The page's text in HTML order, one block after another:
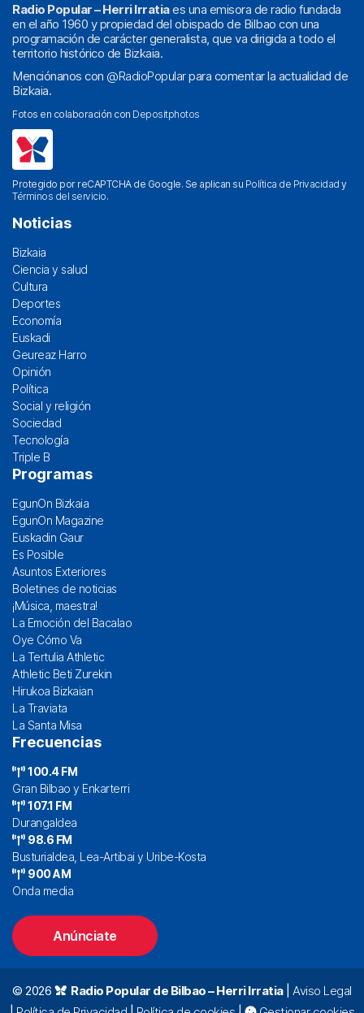
Radio Popular – Herri Irratiaes una emisora de radio fundada
en el año 1960 y propiedad del obispado de Bilbao con una
programación de carácter generalista, que va dirigida a todo el
territorio histórico de Bizkaia.
Menciónanos con @RadioPopularpara comentar la actualidad de
Bizkaia.
Fotos en colaboración con Depositphotos
Protegido por reCAPTCHA de Google. Se aplican su Política de Privacidad y
Términos del servicio.
Noticias
Bizkaia
Ciencia y salud
Cultura
Deportes
Economía
Euskadi
Geureaz Harro
Opinión
Política
Social y religión
Sociedad
Tecnología
Triple B
Programas
EgunOn Bizkaia
EgunOn Magazine
Euskadin Gaur
Es Posible
Asuntos Exteriores
Boletines de noticias
¡Música, maestra!
La Emoción del Bacalao
Oye Cómo Va
La Tertulia Athletic
Athletic Beti Zurekin
Hirukoa Bizkaian
La Traviata
La Santa Misa
Frecuencias
100.4 FM
Gran Bilbao y Enkarterri
107.1 FM
Durangaldea
98.6 FM
Busturialdea, Lea-Artibai y Uribe-Kosta
900 AM
Onda media
Anúnciate
© 2026 Radio Popular de Bilbao – Herri Irratia| Aviso Legal